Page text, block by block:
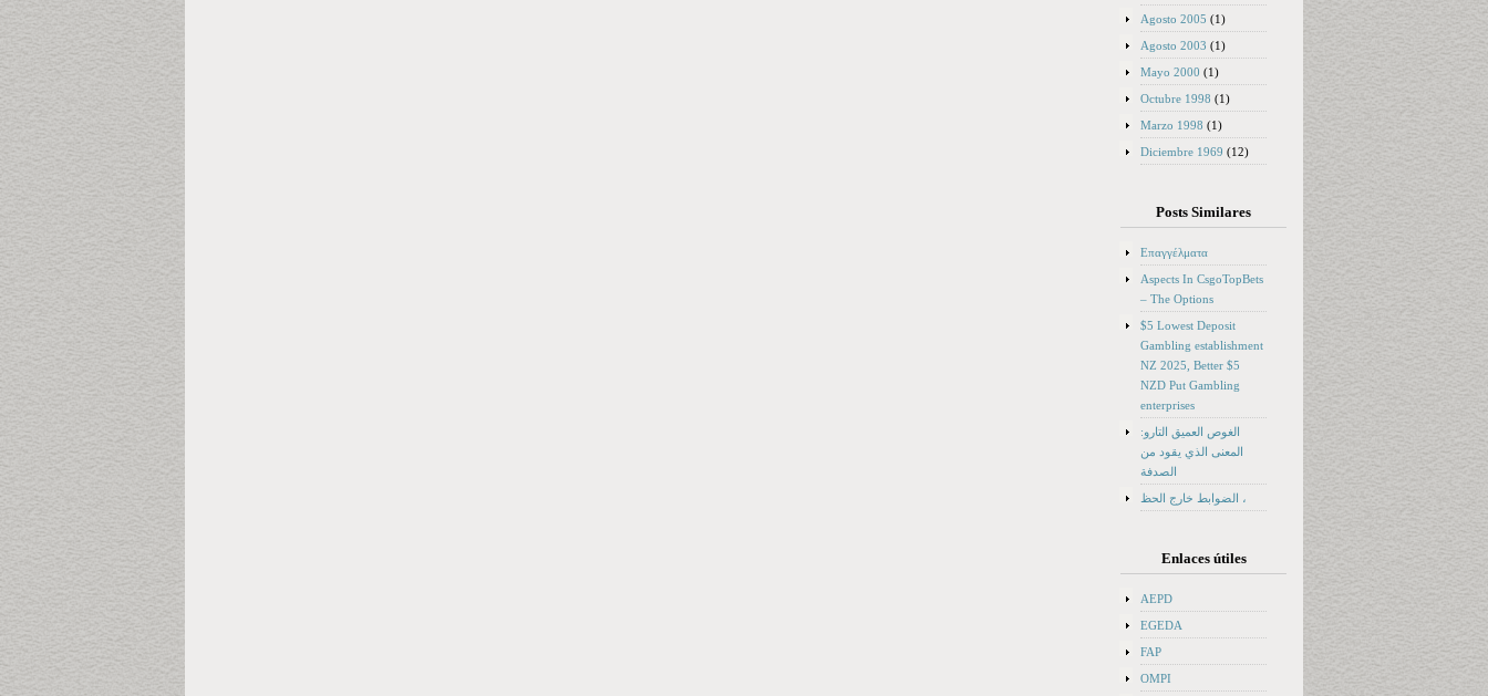
Agosto 2005 (1)
Agosto 2003 (1)
Mayo 2000 (1)
Octubre 1998 (1)
Marzo 1998 (1)
Diciembre 1969 (12)
Posts Similares
Επαγγέλματα
Aspects In CsgoTopBets
– The Options
$5 Lowest Deposit
Gambling establishment
NZ 2025, Better $5
NZD Put Gambling
enterprises
الغوص العميق التارو:
المعنى الذي يقود من
الصدفة
الضوابط خارج الحظ ،
Enlaces útiles
AEPD
EGEDA
FAP
OMPI